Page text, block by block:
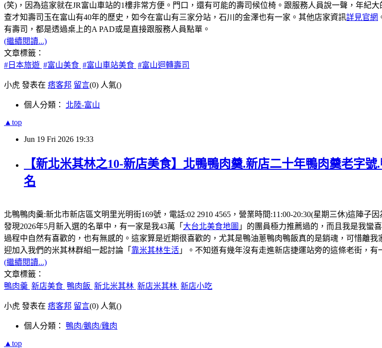
(笑)，因為這家就在JR富山車站的1樓非常方便。門口，還有可能的壽司候位椅。跟服務人員說一聲，年紀
查才知壽司玉在富山有40年的歷史，如今在富山有三家分站，石川的金澤也有一家。其他店家資訊詳見官網
有壽司，都是透過桌上的A PAD或是直接跟服務人員點單。
(繼續閱讀...)
文章標籤：
#日本旅遊 #富山美食 #富山車站美食 #富山迴轉壽司
小虎 發表在 痞客邦 留言(0) 人氣()
個人分類： 北陸-富山
▲top
Jun 19 Fri 2026 19:33
【新北米其林之10-新店美食】北鴨鴨肉羹.新店二十年鴨肉羹老字
名
北鴨鴨肉羹:新北市新店區文明里光明街169號，電話:02 2910 4565，營業時間:11:00-20:30(星期三休)這陣
發現2026年5月新入選的名單中，有一家是我43萬「 大台北美食地圖 」的團員極力推薦過的，而且我是我蠻
過程中自然有喜歡的，也有無感的。這家算是近期很喜歡的，尤其是鴨油蔥鴨肉鴨飯真的是銷魂，可惜離
迎加入我們的米其林群組一起討論「 靠米其林生活 」。不知道有幾年沒有走進新店捷運站旁的這條老街，有
(繼續閱讀...)
文章標籤：
鴨肉羹 新店美食 鴨肉飯 新北米其林 新店米其林 新店小吃
小虎 發表在 痞客邦 留言(0) 人氣()
個人分類： 鴨肉/鵝肉/雞肉
▲top